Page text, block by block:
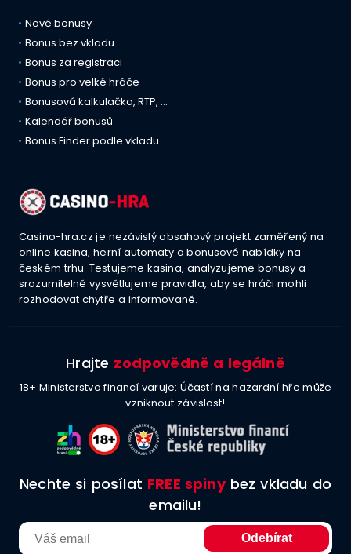
Nové bonusy
Bonus bez vkladu
Bonus za registraci
Bonus pro velké hráče
Bonusová kalkulačka, RTP, …
Kalendář bonusů
Bonus Finder podle vkladu
Casino-hra.cz je nezávislý obsahový projekt zaměřený na
online kasina, herní automaty a bonusové nabídky na
českém trhu. Testujeme kasina, analyzujeme bonusy a
srozumitelně vysvětlujeme pravidla, aby se hráči mohli
rozhodovat chytře a informovaně.
Hrajte zodpovědně a legálně
18+ Ministerstvo financí varuje: Účastí na hazardní hře může
vzniknout závislost!
Nechte si posílat FREE spinybez vkladu do
emailu!